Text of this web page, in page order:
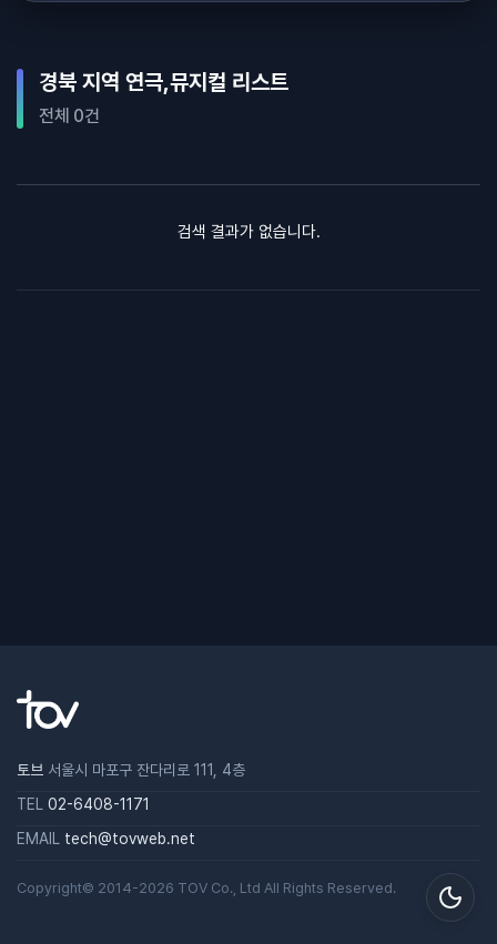
경북 지역 연극,뮤지컬 리스트
전체 0건
검색 결과가 없습니다.
토브 서울시 마포구 잔다리로 111, 4층
TEL 02-6408-1171
EMAIL tech@tovweb.net
Copyright© 2014-2026 TOV Co., Ltd All Rights Reserved.